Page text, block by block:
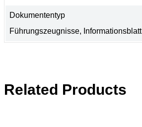
Dokumententyp
Führungszeugnisse, Informationsblatt
Related Products